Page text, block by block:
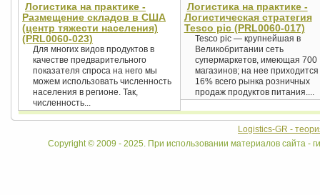
Логистика на практике -
Размещение складов в США
(центр тяжести населения)
(PRL0060-023)
Для многих видов продуктов в
качестве предварительного
показателя спроса на него мы
можем использовать численность
населения в регионе. Так,
численность...
Логистика на практике -
Логистическая стратегия
Tesco pic (PRL0060-017)
Tesco pic — крупнейшая в
Великобритании сеть
супермаркетов, имеющая 700
магазинов; на нее приходится
16% всего рынка розничных
продаж продуктов питания....
Logistics-GR -
Copyright © 2009 - 2025. При использовании материалов сайта -